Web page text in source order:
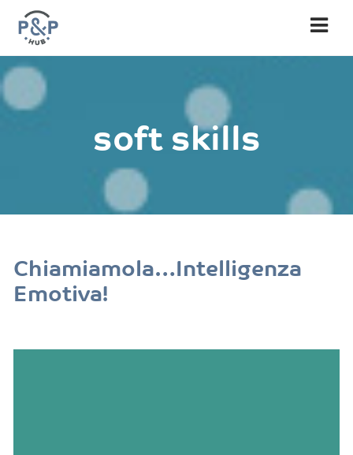
soft skills
Chiamiamola…Intelligenza
Emotiva!